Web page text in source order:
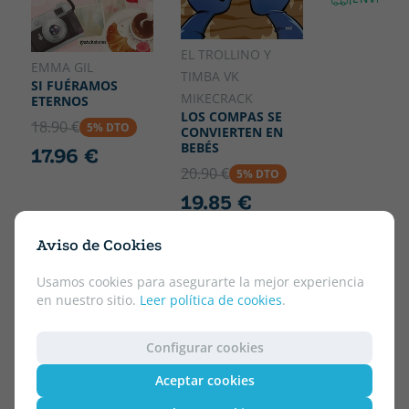
Aviso de Cookies
Usamos cookies para asegurarte la mejor experiencia
en nuestro sitio. Leer política de cookies.
Configurar cookies
Aceptar cookies
EMMA GIL
SI FUÉRAMOS
ETERNOS
18.90 € 5% DTO
17.96 €
EL TROLLINO Y
TIMBA VK
MIKECRACK
LOS COMPAS SE
CONVIERTEN EN
BEBÉS
20.90 € 5% DTO
19.85 €